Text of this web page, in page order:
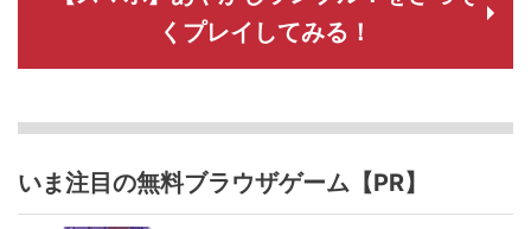
くプレイしてみる！
いま注目の無料ブラウザゲーム【PR】